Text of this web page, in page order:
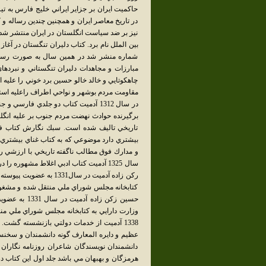
حاكميت ايران بر جزاير ايراني خليج فارس
در تاريخ معاصر ايران و همچنين چندين رساله
نيز بر ضد سياست انگلستان در ايران منتشر
شماره منشر شد در همين سال به صورت
مبارزات و مجاهدات دليران تنگستاني و
چاهكوتايي و خالد خالو حسين برد خوني را
مقاومت مردم بوشهر و نواحي اطراف راعليه
در سال 1312 آدميت كتاب دو جلدي
برگيرنده حوادث نهضت مردم جنوب بر عليه
تاريخي تاليف شده است. سبك نگارش كتاب
بيشتري دارد موضوعي كه به كتاب غناي
و مدارك فوق مطالب ناگفته تاريخي با ارزشي
سال 1325 آدميت كتاب ادبي اغلاط
ركن زاده آدميت در
كتابخانه مجلس شوراي ملي منتقل شده و
حسين زكن
وزارت دارايي به كتابخانه مجلس شوراي
1338 آدميت از خدمات دولتي
عظيم و دايره المعارف گونه دانشمندان و
دانشمندان نويسندگان شاعران روزنامه